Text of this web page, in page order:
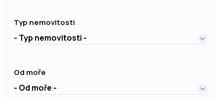
Typ nemovitosti
- Typ nemovitosti -
Od moře
- Od moře -